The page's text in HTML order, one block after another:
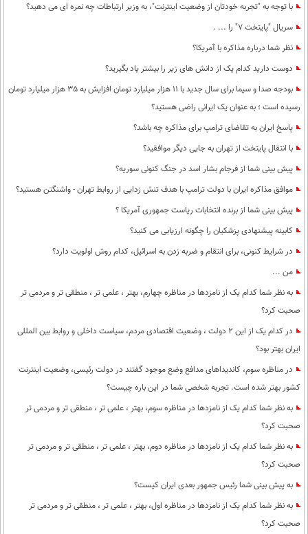
با توجه به "تجربه خودتان از وضعیت اینترنت"، به وزیر ارتباطات چه نمره ای می دهید؟
سریال "پایتخت 7" را ... .
نظر شما درباره مذاکره با آمریکا؟
دوست دارید کدام یک از دانش های زیر را بیشتر یاد بگیرید؟
بودجه صدا و سیما برای سال جدید با 11 هزار میلیارد تومان افزایش به 35 هزار میلیارد تومان
رسیده است ؛ به عنوان یک ایرانی راضی هستید؟
پاسخ ایران به تقاضای ترامپ برای مذاکره چه باشد؟
با انتقال پایتخت از تهران به جایی دیگر موافقید؟
پیش بینی شما از فرجام بشار اسد در جنگ کنونی سوریه؟
موافق مذاکره ایران با دولت ترامپ با هدف تنش زدایی از روابط تهران - واشنگتن هستید؟
پیش بینی شما از برنده انتخابات ریاست جمهوری آمریکا ؟
کابینه پیشنهادی پزشکیان را چگونه ارزیابی می کنید؟
در شرایط کنونی، برای انتقام و ضربه زدن به اسرائیل، کدام روش اولویت دارد؟
من ...
به نظر شما کدام یک از نامزدها در مناظره چهارم، بهتر ، علمی تر ، منطقی تر و مردمی تر
صحبت کرد؟
در کدام یک از این 2 دولت ، وضعیت اقتصادی مردم، سیاست داخلی و روابط بین المللی
ایران بهتر بود؟
در مناظره سوم، کاندیداهای مدافع وضع موجود گفتند در دولت رئیسی، وضعیت اینترنت
کشور بهتر شده است. تجربه شخصی شما در این باره چیست؟
به نظر شما کدام یک از نامزدها در مناظره سوم، بهتر ، علمی تر ، منطقی تر و مردمی تر
صحبت کرد؟
به نظر شما کدام یک از نامزدها در مناظره دوم، بهتر ، علمی تر ، منطقی تر و مردمی تر
صحبت کرد؟
به پیش بینی شما رئیس جمهور بعدی ایران کیست؟
به نظر شما کدام یک از نامزدها در مناظره اول، بهتر ، علمی تر ، منطقی تر و مردمی تر
صحبت کرد؟